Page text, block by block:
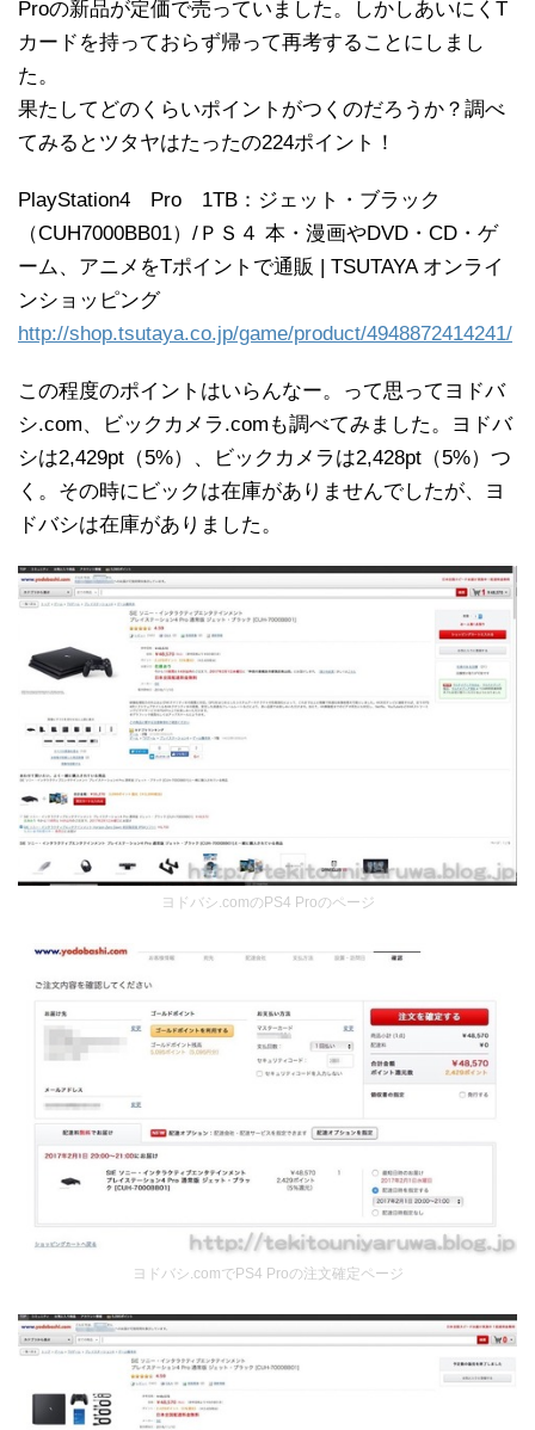
Proの新品が定価で売っていました。しかしあいにくT
カードを持っておらず帰って再考することにしまし
た。
果たしてどのくらいポイントがつくのだろうか？調べ
てみるとツタヤはたったの224ポイント！
PlayStation4 Pro 1TB：ジェット・ブラック
（CUH7000BB01）/ＰＳ４ 本・漫画やDVD・CD・ゲ
ーム、アニメをTポイントで通販 | TSUTAYA オンライ
ンショッピング
http://shop.tsutaya.co.jp/game/product/4948872414241/
この程度のポイントはいらんなー。って思ってヨドバ
シ.com、ビックカメラ.comも調べてみました。ヨドバ
シは2,429pt（5%）、ビックカメラは2,428pt（5%）つ
く。その時にビックは在庫がありませんでしたが、ヨ
ドバシは在庫がありました。
ヨドバシ.comのPS4 Proのページ
ヨドバシ.comでPS4 Proの注文確定ページ